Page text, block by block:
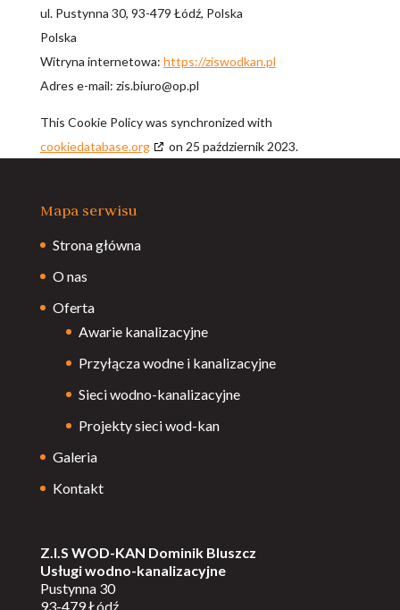
ul. Pustynna 30, 93-479 Łódź, Polska
Polska
Witryna internetowa: https://ziswodkan.pl
Adres e-mail: lp.po@oruib.siz
This Cookie Policy was synchronized with
cookiedatabase.org
on 25 październik 2023.
Mapa serwisu
Strona główna
O nas
Oferta
Awarie kanalizacyjne
Przyłącza wodne i kanalizacyjne
Sieci wodno-kanalizacyjne
Projekty sieci wod-kan
Galeria
Kontakt
Z.I.S WOD-KAN Dominik Bluszcz
Usługi wodno-kanalizacyjne
Pustynna 30
93-479 Łódź